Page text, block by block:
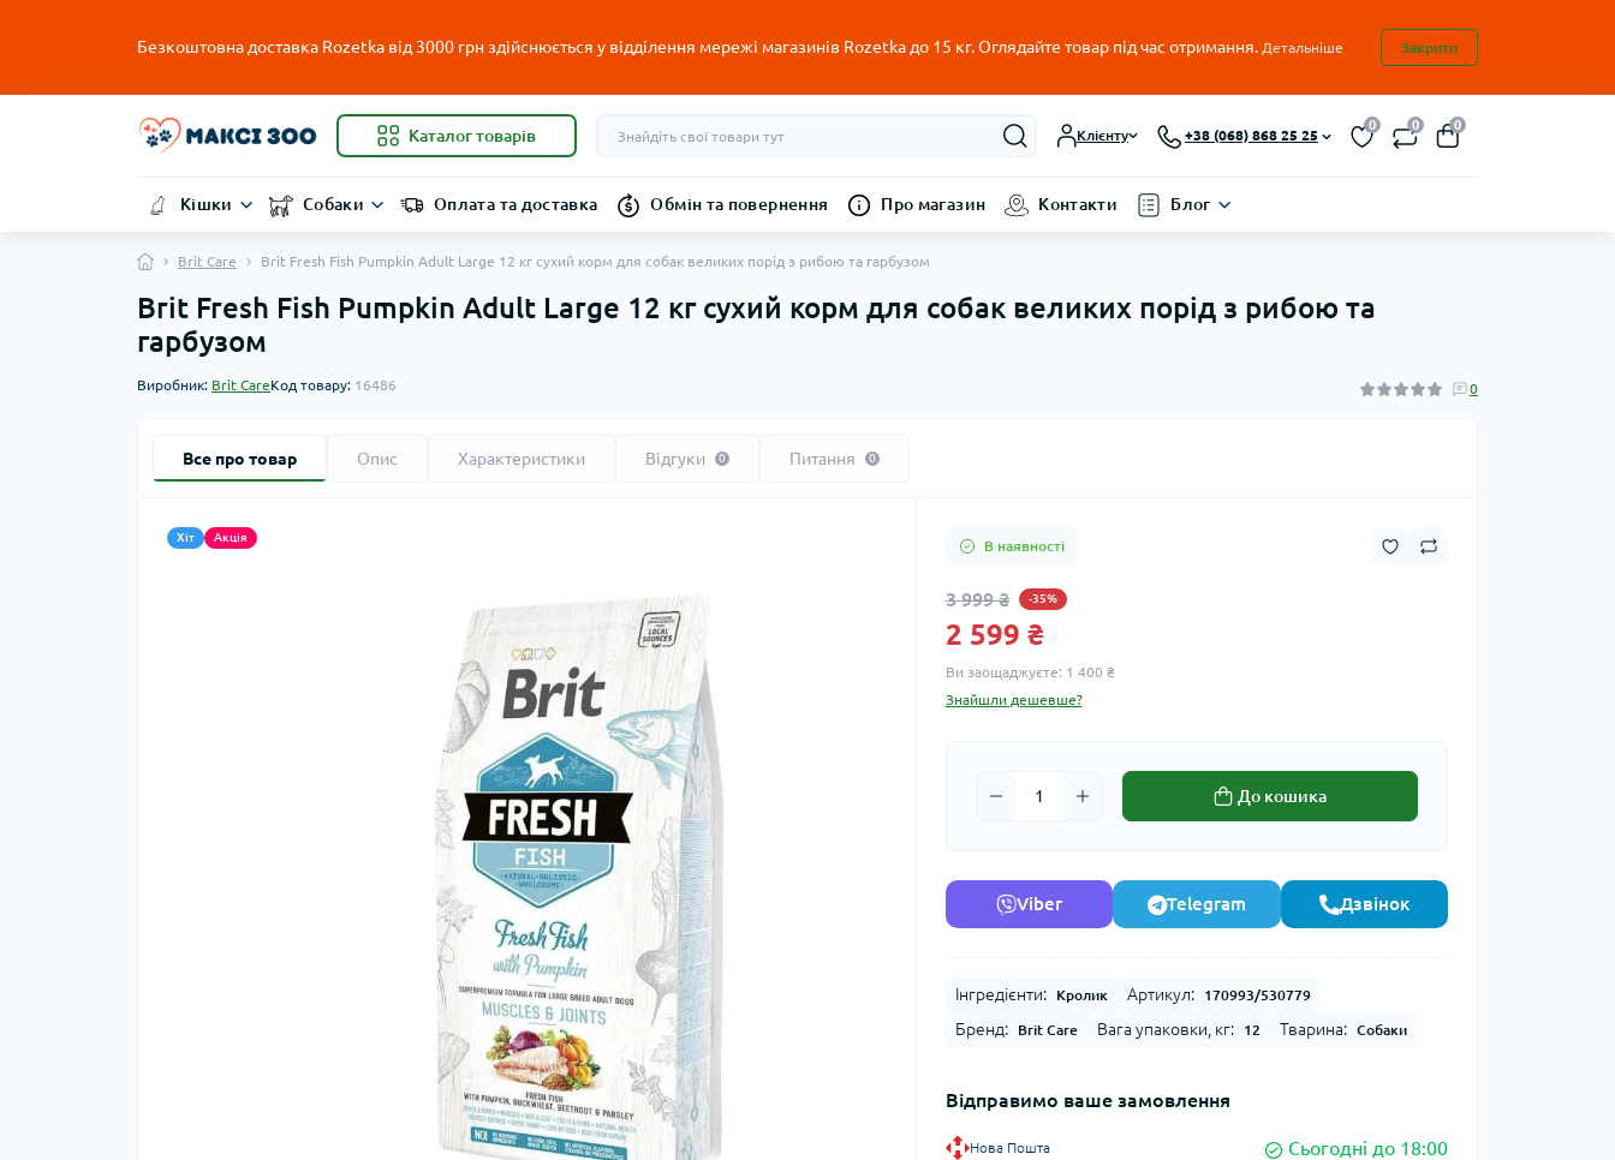
Безкоштовна доставка Rozetka від 3000 грн здійснюється у відділення мережі магазинів Rozetka до 15 кг. Оглядайте товар під час отримання. Детальніше Закрити
Каталог товарів Клієнту +38 (068) 868 25 25
0 0 0
Кішки Собаки Оплата та доставка Обмін та повернення Про магазин Контакти Блог
Brit Care Brit Fresh Fish Pumpkin Adult Large 12 кг сухий корм для собак великих порід з рибою та гарбузом
Brit Fresh Fish Pumpkin Adult Large 12 кг сухий корм для собак великих порід з рибою та
гарбузом
Виробник: Brit CareКод товару: 16486 0
Все про товар Опис Характеристики Відгуки 0 Питання 0
Хіт Акція
В наявності
3 999 ₴ -35%
2 599 ₴
Ви заощаджуєте: 1 400 ₴
Знайшли дешевше?
До кошика
Viber Telegram Дзвінок
Інгредієнти: Кролик Артикул: 170993/530779
Бренд: Brit Care Вага упаковки, кг: 12 Тварина: Собаки
Відправимо ваше замовлення
Нова Пошта Сьогодні до 18:00